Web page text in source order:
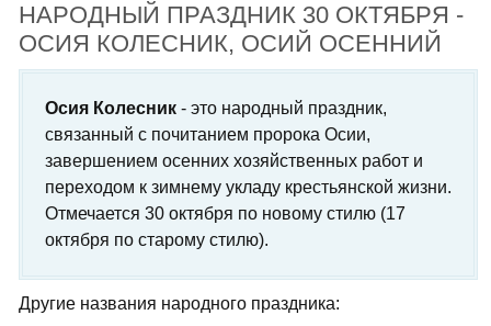
НАРОДНЫЙ ПРАЗДНИК 30 ОКТЯБРЯ -
ОСИЯ КОЛЕСНИК, ОСИЙ ОСЕННИЙ
Осия Колесник - это народный праздник,
связанный с почитанием пророка Осии,
завершением осенних хозяйственных работ и
переходом к зимнему укладу крестьянской жизни.
Отмечается 30 октября по новому стилю (17
октября по старому стилю).
Другие названия народного праздника: